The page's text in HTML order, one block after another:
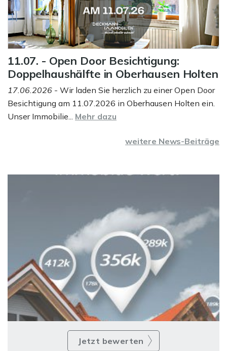
11.07. - Open Door Besichtigung:
Doppelhaushälfte in Oberhausen Holten
17.06.2026 - Wir laden Sie herzlich zu einer Open Door
Besichtigung am 11.07.2026 in Oberhausen Holten ein.
Unser Immobilie... Mehr dazu
weitere News-Beiträge
Jetzt bewerten